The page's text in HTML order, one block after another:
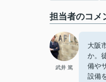
担当者のコメ
武井 篤
大阪
か。
備や
設備